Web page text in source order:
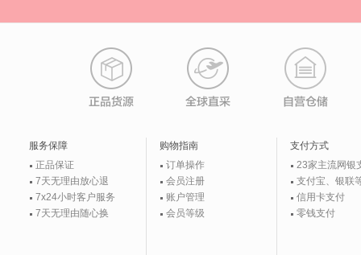
服务保障
正品保证
7天无理由放心退
7x24小时客户服务
7天无理由随心换
购物指南
订单操作
会员注册
账户管理
会员等级
支付方式
23家主流网银
支付宝、银联
信用卡支付
零钱支付